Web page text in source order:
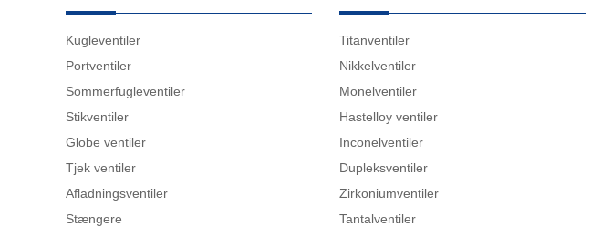
Kugleventiler
Portventiler
Sommerfugleventiler
Stikventiler
Globe ventiler
Tjek ventiler
Afladningsventiler
Stængere
Titanventiler
Nikkelventiler
Monelventiler
Hastelloy ventiler
Inconelventiler
Dupleksventiler
Zirkoniumventiler
Tantalventiler